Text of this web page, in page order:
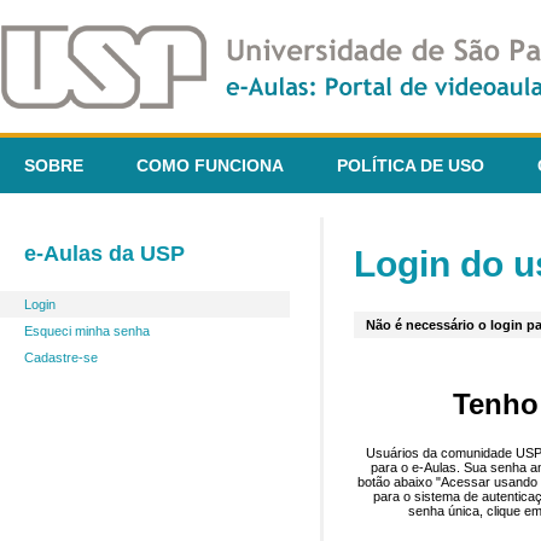
SOBRE COMO FUNCIONA POLÍTICA DE USO
e-Aulas da USP
Login
Esqueci minha senha
Cadastre-se
Login do
Não é necessário o login
Usuários da comunidade
para o e-Aulas. Sua senha
botão abaixo "Acessar
para o sistema de
senha única, clique